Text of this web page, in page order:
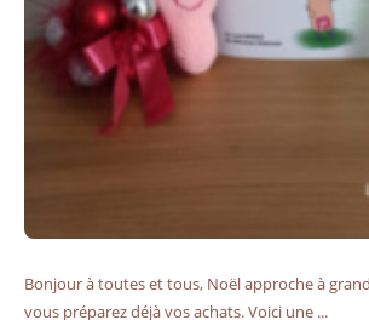
Bonjour à toutes et tous, Noël approche à
vous préparez déjà vos achats. Voici une ...